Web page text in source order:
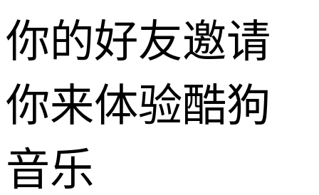
你的好友邀请
你来体验酷狗
音乐